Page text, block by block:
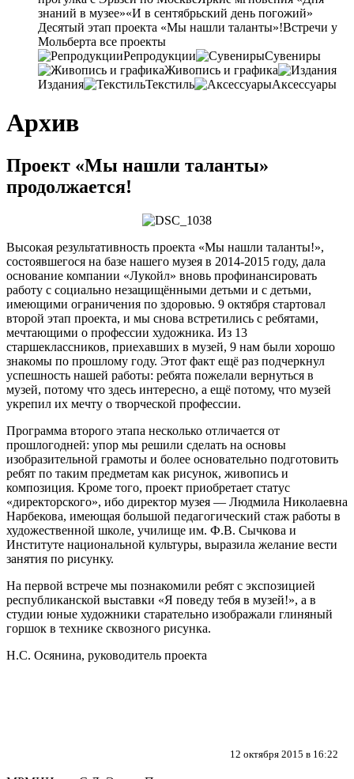
знаний в музее»«И в сентябрьский день погожий»
Десятый этап проекта «Мы нашли таланты»!Встречи у
Мольберта все проекты
Репродукции
Сувениры
Живопись и графика
Издания
Текстиль Аксессуары
Архив
Проект «Мы нашли таланты»
продолжается!
Высокая результативность проекта «Мы нашли таланты!»,
состоявшегося на базе нашего музея в 2014-2015 году, дала
основание компании «Лукойл» вновь профинансировать
работу с социально незащищёнными детьми и с детьми,
имеющими ограничения по здоровью. 9 октября стартовал
второй этап проекта, и мы снова встретились с ребятами,
мечтающими о профессии художника. Из 13
старшеклассников, приехавших в музей, 9 нам были хорошо
знакомы по прошлому году. Этот факт ещё раз подчеркнул
успешность нашей работы: ребята пожелали вернуться в
музей, потому что здесь интересно, а ещё потому, что музей
укрепил их мечту о творческой профессии.
Программа второго этапа несколько отличается от
прошлогодней: упор мы решили сделать на основы
изобразительной грамоты и более основательно подготовить
ребят по таким предметам как рисунок, живопись и
композиция. Кроме того, проект приобретает статус
«директорского», ибо директор музея — Людмила Николаевна
Нарбекова, имеющая большой педагогический стаж работы в
художественной школе, училище им. Ф.В. Сычкова и
Институте национальной культуры, выразила желание вести
занятия по рисунку.
На первой встрече мы познакомили ребят с экспозицией
республиканской выставки «Я поведу тебя в музей!», а в
студии юные художники старательно изображали глиняный
горшок в технике сквозного рисунка.
Н.С. Осянина, руководитель проекта
12 октября 2015 в 16:22